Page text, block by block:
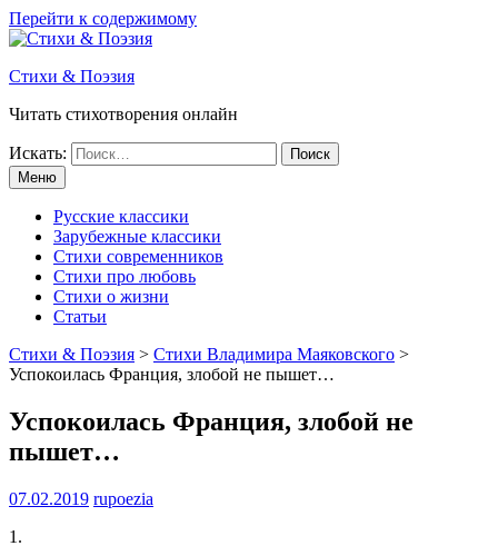
Перейти к содержимому
Стихи & Поэзия
Читать стихотворения онлайн
Искать:
Меню
Русские классики
Зарубежные классики
Стихи современников
Стихи про любовь
Стихи о жизни
Статьи
Стихи & Поэзия > Стихи Владимира Маяковского >
Успокоилась Франция, злобой не пышет…
Успокоилась Франция, злобой не
пышет…
07.02.2019 rupoezia
1.